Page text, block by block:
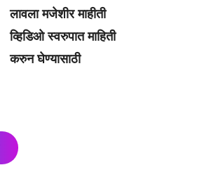
लावला मजेशीर माहीती
व्हिडिओ स्वरुपात माहिती
करुन घेण्यासाठी